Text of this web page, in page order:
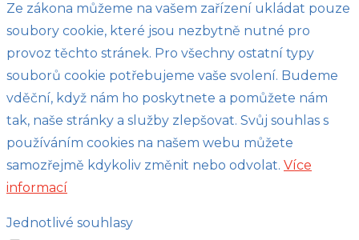
Ze zákona můžeme na vašem zařízení ukládat pouze
soubory cookie, které jsou nezbytně nutné pro
provoz těchto stránek. Pro všechny ostatní typy
souborů cookie potřebujeme vaše svolení. Budeme
vděční, když nám ho poskytnete a pomůžete nám
tak, naše stránky a služby zlepšovat. Svůj souhlas s
používáním cookies na našem webu můžete
samozřejmě kdykoliv změnit nebo odvolat. Více
informací
Jednotlivé souhlasy